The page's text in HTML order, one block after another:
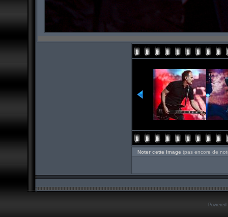
Noter cette image (pas encore de